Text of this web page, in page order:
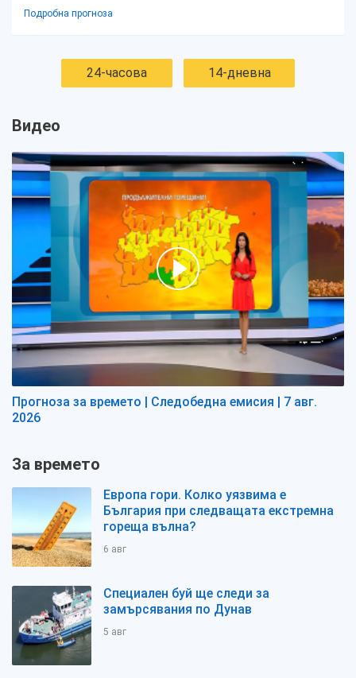
Подробна прогноза
24-часова 14-дневна
Видео
Прогноза за времето | Следобедна емисия | 7 авг.
2026
За времето
Европа гори. Колко уязвима е
България при следващата екстремна
гореща вълна?
6 авг
Специален буй ще следи за
замърсявания по Дунав
5 авг